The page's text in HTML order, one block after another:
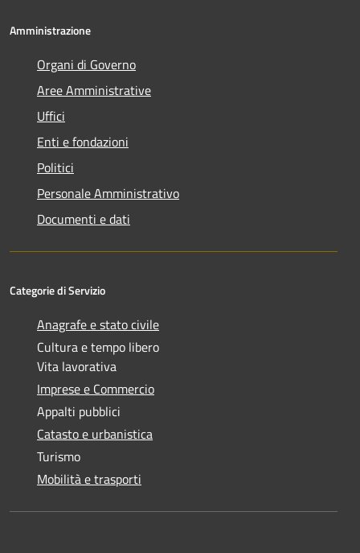
Amministrazione
Organi di Governo
Aree Amministrative
Uffici
Enti e fondazioni
Politici
Personale Amministrativo
Documenti e dati
Categorie di Servizio
Anagrafe e stato civile
Cultura e tempo libero
Vita lavorativa
Imprese e Commercio
Appalti pubblici
Catasto e urbanistica
Turismo
Mobilità e trasporti